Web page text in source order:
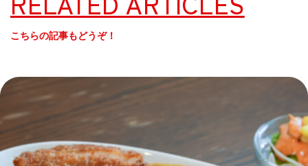
こちらの記事もどうぞ！